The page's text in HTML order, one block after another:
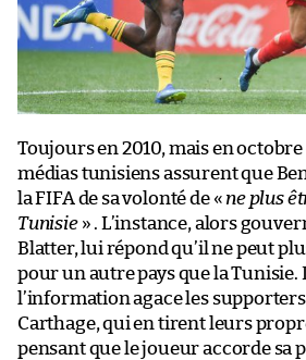
Toujours en 2010, mais en octobre
médias tunisiens assurent que
la FIFA de sa volonté de « ne plus
Tunisie» . L’instance, alors
Blatter, lui répond qu’il ne peut
pour un autre pays que la Tunisie.
l’information agace les
Carthage, qui en tirent leurs
pensant que le joueur accorde sa